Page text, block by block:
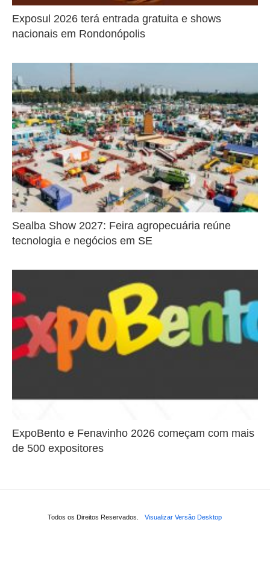
Exposul 2026 terá entrada gratuita e shows
nacionais em Rondonópolis
Sealba Show 2027: Feira agropecuária reúne
tecnologia e negócios em SE
ExpoBento e Fenavinho 2026 começam com mais
de 500 expositores
Todos os Direitos Reservados. Visualizar Versão Desktop